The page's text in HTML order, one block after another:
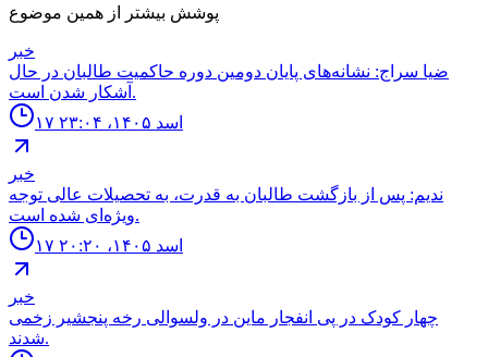
پوشش بیشتر از همین موضوع
خبر
ضیا سراج: نشانه‌های پایان دومین دوره حاکمیت طالبان در حال
آشکار شدن است.
۱۷ اسد ۱۴۰۵، ۲۳:۰۴
خبر
ندیم: پس از بازگشت طالبان به قدرت، به تحصیلات عالی توجه
ویژه‌ای شده است.
۱۷ اسد ۱۴۰۵، ۲۰:۲۰
خبر
چهار كودک در پى انفجار ماين در ولسوالى رخه پنجشير زخمى
شدند.